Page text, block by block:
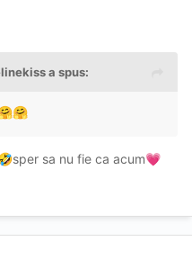
a spus:
🤗
sper sa nu fie ca acum💗